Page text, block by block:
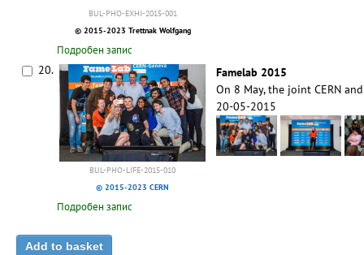
BUL-PHO-EXHI-2015-001
© 2015-2023 Trettnak Wolfgang
Подробен запис
20.
BUL-PHO-LIFE-2015-010
© 2015-2023 CERN
Famelab 2015
On 8 May, the joint CERN
20-05-2015
Подробен запис